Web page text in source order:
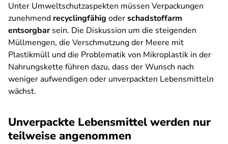
Unter Umweltschutzaspekten müssen Verpackungen
zunehmend recyclingfähig oderschadstoffarm
entsorgbarsein. Die Diskussion um die steigenden
Müllmengen, die Verschmutzung der Meere mit
Plastikmüll und die Problematik von Mikroplastik in der
Nahrungskette führen dazu, dass der Wunsch nach
weniger aufwendigen oder unverpackten Lebensmitteln
wächst.
Unverpackte Lebensmittel werden nur
teilweise angenommen